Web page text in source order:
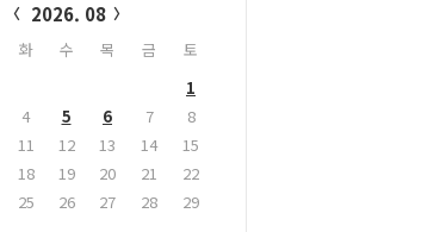
2026. 08
화 수 목 금
토
1
4 5 6 7
8
11 12 13 14
15
18 19 20 21
22
25 26 27 28
29